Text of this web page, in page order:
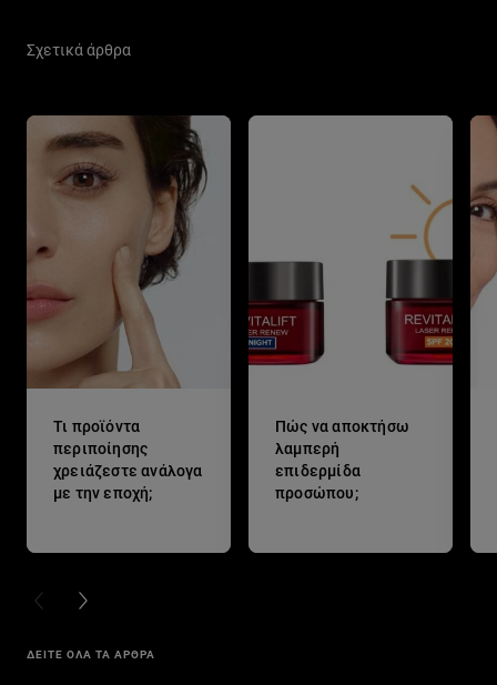
Σχετικά άρθρα
Τι προϊόντα
περιποίησης
χρειάζεστε ανάλογα
με την εποχή;
Πώς να αποκτήσω
λαμπερή
επιδερμίδα
προσώπου;
PREVIOUS CARD
NEXT CARD
ΔΕΙΤΕ ΟΛΑ ΤΑ ΑΡΘΡΑ